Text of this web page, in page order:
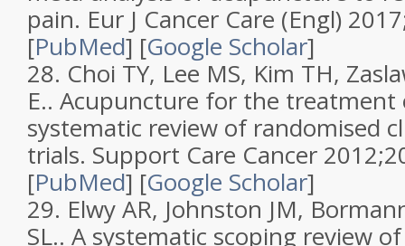
pain. Eur J Cancer Care (Engl)
[PubMed] [Google Scholar]
28. Choi TY, Lee MS, Kim TH,
E.. Acupuncture for the treatment
systematic review of randomised
trials. Support Care Cancer 2012;
[PubMed] [Google Scholar]
29. Elwy AR, Johnston JM,
SL.. A systematic scoping review